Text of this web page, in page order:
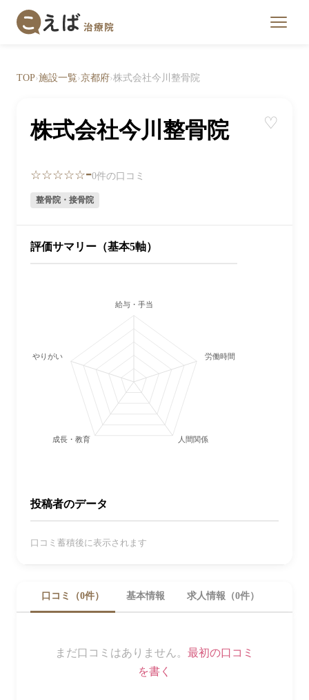
TOP›施設一覧›京都府›株式会社今川整骨院
株式会社今川整骨院 ♡
☆☆☆☆☆-0件の口コミ
整骨院・接骨院
評価サマリー（基本5軸）
給与・手当
労働時間・休日
人間関係
成長・教育
やりがい
投稿者のデータ
口コミ蓄積後に表示されます
口コミ（0件） 基本情報 求人情報（0件）
まだ口コミはありません。 最初の口コミ
を書く